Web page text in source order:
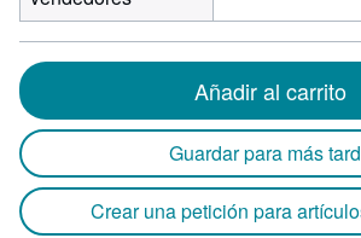
Añadir al carrito
Guardar para más
Crear una petición para